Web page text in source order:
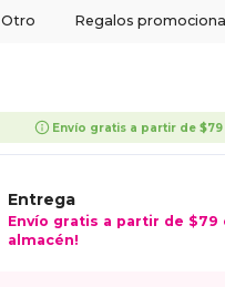
Otro Regalos
Envío gratis a partir de
Entrega
Envío gratis a partir de $79
almacén!